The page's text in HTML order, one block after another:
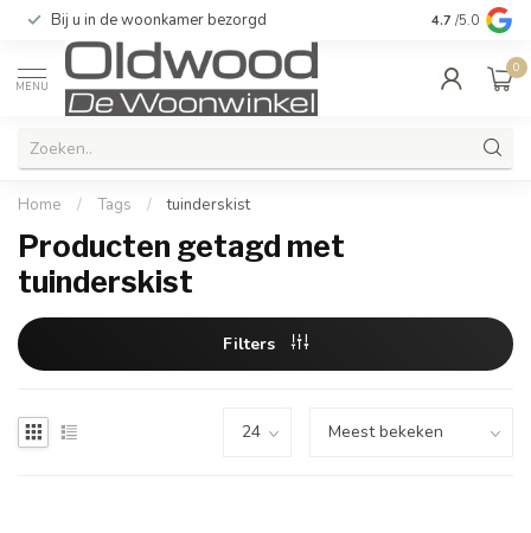
Bij u in de woonkamer bezorgd Kwaliteit &
4.7 /5.0
MENU
0
Home / Tags / tuinderskist
Producten getagd met
tuinderskist
Filters